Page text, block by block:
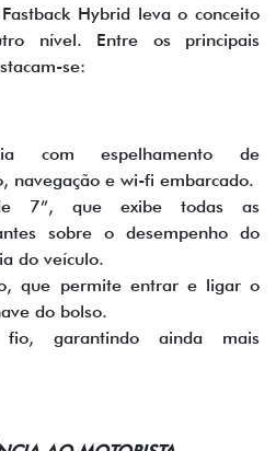
Hybrid leva o conceito
nível. Entre os principais
se:
com espelhamento de
navegação e wi-fi embarcado.
7”, que exibe todas as
sobre o desempenho do
do veículo.
que permite entrar e ligar o
do bolso.
fio, garantindo ainda mais